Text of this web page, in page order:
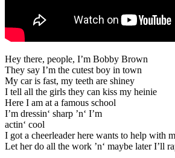
Hey there, people, I’m Bobby Brown
They say I’m the cutest boy in town
My car is fast, my teeth are shiney
I tell all the girls they can kiss my heinie
Here I am at a famous school
I’m dressin‘ sharp ’n‘ I’m
actin‘ cool
I got a cheerleader here wants to help with
Let her do all the work ’n‘ maybe later I’ll